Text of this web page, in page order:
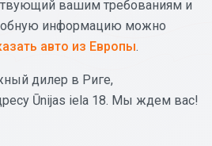
вашим требованиям и
информацию можно
авто из Европы.
дилер в Риге,
Ūnijas iela 18. Мы ждем вас!